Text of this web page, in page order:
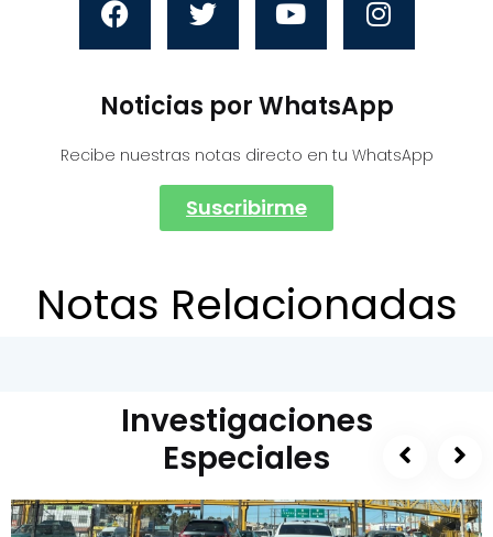
Noticias por WhatsApp
Recibe nuestras notas directo en tu WhatsApp
Suscribirme
Notas Relacionadas
Investigaciones
Especiales